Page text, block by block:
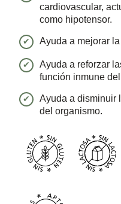
cardiovascular,
como hipotensor.
Ayuda a mejorar
Ayuda a reforzar
función inmune
Ayuda a disminuir
del organismo.